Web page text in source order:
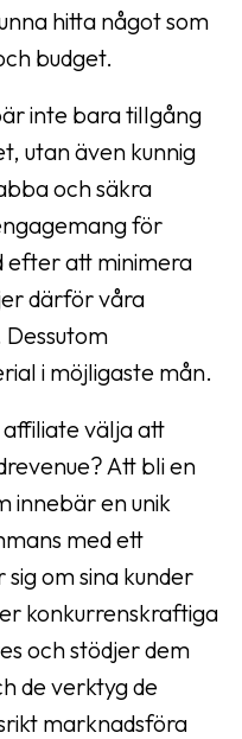
hitta något som
budget.
inte bara tillgång
utan även kunnig
och säkra
för
efter att minimera
därför våra
i möjligaste mån.
affiliate välja att
Att bli en
innebär en unik
med ett
om sina kunder
konkurrenskraftiga
och stödjer dem
de verktyg de
marknadsföra